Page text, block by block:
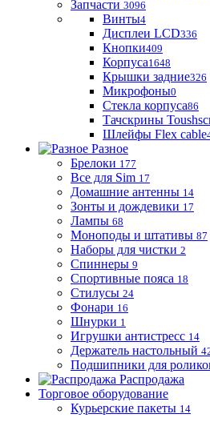
Запчасти 3096
Винты4
Дисплеи LCD336
Кнопки409
Корпуса1648
Крышки задние326
Микрофоны0
Стекла корпуса86
Тачскрины
Шлейфы Flex cable
Разное
Брелоки 177
Все для Sim 17
Домашние антенны 14
Зонты и дождевики 17
Лампы 68
Моноподы и штативы 87
Наборы для чистки 2
Спиннеры 9
Спортивные пояса 18
Стилусы 24
Фонари 16
Шнурки 1
Игрушки антистресс 14
Держатель настольный
Подшипники для
Распродажа
Торговое оборудование
Курьерские пакеты 14